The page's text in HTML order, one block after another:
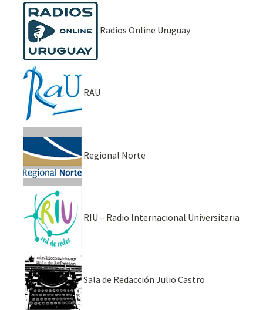
Radios Online Uruguay
RAU
Regional Norte
RIU – Radio Internacional Universitaria
Sala de Redacción Julio Castro